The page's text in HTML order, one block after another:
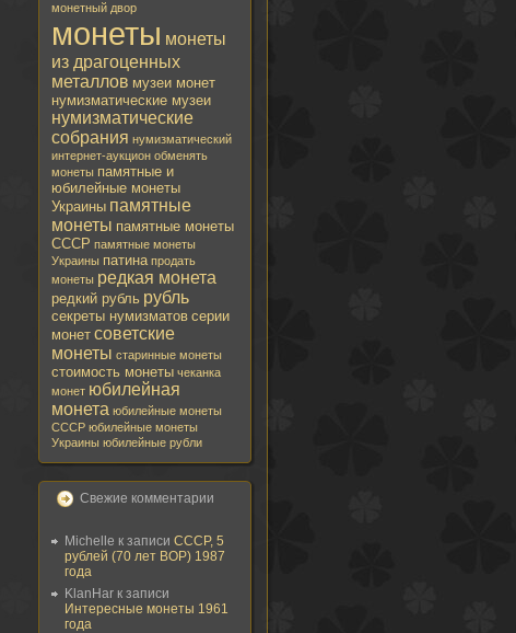
монетный двор
монеты монеты
из драгоценных
металлов музеи монет
нумизматические музеи
нумизматические
собрания нумизматический
интернет-аукцион обменять
монеты памятные и
юбилейные монеты
Украины памятные
монеты памятные монеты
СССР памятные монеты
Украины патина продать
монеты редкая монета
редкий рубль рубль
секреты нумизматов серии
монет советские
монеты старинные монеты
стоимость монеты чеканка
монет юбилейная
монета юбилейные монеты
СССР юбилейные монеты
Украины юбилейные рубли
Свежие комментарии
Michelle к записи СССР, 5
рублей (70 лет ВОР) 1987
года
KlanHar к записи
Интересные монеты 1961
года